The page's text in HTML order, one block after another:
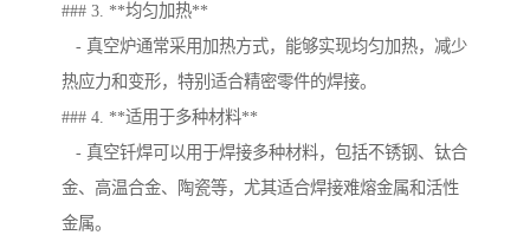
### 3. **均匀加热**
- 真空炉通常采用加热方式，能够实现均匀加热，减少
热应力和变形，特别适合精密零件的焊接。
### 4. **适用于多种材料**
- 真空钎焊可以用于焊接多种材料，包括不锈钢、钛合
金、高温合金、陶瓷等，尤其适合焊接难熔金属和活性
金属。